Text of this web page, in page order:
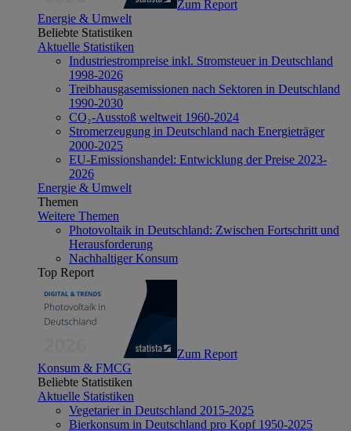
Zum Report
Energie & Umwelt
Beliebte Statistiken
Aktuelle Statistiken
Industriestrompreise inkl. Stromsteuer in Deutschland
1998-2026
Treibhausgasemissionen nach Sektoren in Deutschland
1990-2030
CO₂-Ausstoß weltweit 1960-2024
Stromerzeugung in Deutschland nach Energieträger
2000-2025
EU-Emissionshandel: Entwicklung der Preise 2023-
2026
Energie & Umwelt
Themen
Weitere Themen
Photovoltaik in Deutschland: Zwischen Fortschritt und
Herausforderung
Nachhaltiger Konsum
Top Report
Zum Report
Konsum & FMCG
Beliebte Statistiken
Aktuelle Statistiken
Vegetarier in Deutschland 2015-2025
Bierkonsum in Deutschland pro Kopf 1950-2025